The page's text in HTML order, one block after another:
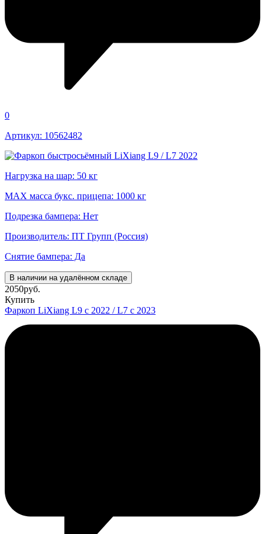
0
Артикул: 10562482
Нагрузка на шар: 50 кг
MAX масса букс. прицепа: 1000 кг
Подрезка бампера: Нет
Производитель: ПТ Групп (Россия)
Снятие бампера: Да
В наличии на удалённом складе
2050руб.
Купить
Фаркоп LiXiang L9 с 2022 / L7 с 2023